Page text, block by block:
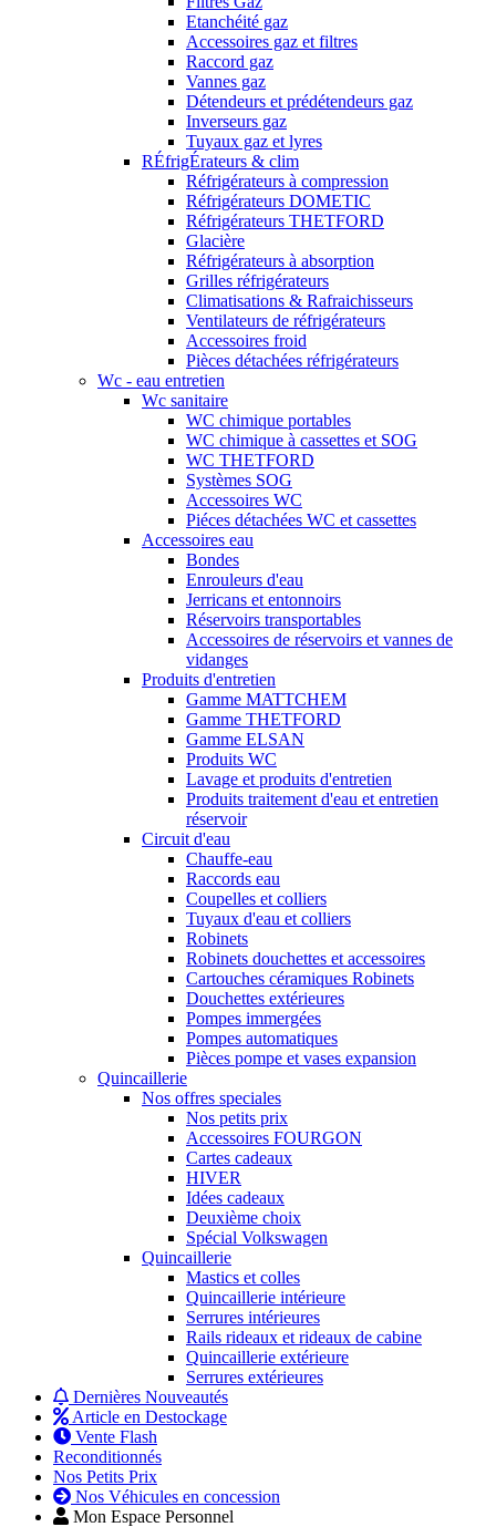
Etanchéité gaz
Accessoires gaz et filtres
Raccord gaz
Vannes gaz
Détendeurs et prédétendeurs gaz
Inverseurs gaz
Tuyaux gaz et lyres
RÉfrigÉrateurs & clim
Réfrigérateurs à compression
Réfrigérateurs DOMETIC
Réfrigérateurs THETFORD
Glacière
Réfrigérateurs à absorption
Grilles réfrigérateurs
Climatisations & Rafraichisseurs
Ventilateurs de réfrigérateurs
Accessoires froid
Pièces détachées réfrigérateurs
Wc - eau entretien
Wc sanitaire
WC chimique portables
WC chimique à cassettes et SOG
WC THETFORD
Systèmes SOG
Accessoires WC
Piéces détachées WC et cassettes
Accessoires eau
Bondes
Enrouleurs d'eau
Jerricans et entonnoirs
Réservoirs transportables
Accessoires de réservoirs et vannes de
vidanges
Produits d'entretien
Gamme MATTCHEM
Gamme THETFORD
Gamme ELSAN
Produits WC
Lavage et produits d'entretien
Produits traitement d'eau et entretien
réservoir
Circuit d'eau
Chauffe-eau
Raccords eau
Coupelles et colliers
Tuyaux d'eau et colliers
Robinets
Robinets douchettes et accessoires
Cartouches céramiques Robinets
Douchettes extérieures
Pompes immergées
Pompes automatiques
Pièces pompe et vases expansion
Quincaillerie
Nos offres speciales
Nos petits prix
Accessoires FOURGON
Cartes cadeaux
HIVER
Idées cadeaux
Deuxième choix
Spécial Volkswagen
Quincaillerie
Mastics et colles
Quincaillerie intérieure
Serrures intérieures
Rails rideaux et rideaux de cabine
Quincaillerie extérieure
Serrures extérieures
Dernières Nouveautés
Article en Destockage
Vente Flash
Reconditionnés
Nos Petits Prix
Nos Véhicules en concession
Mon Espace Personnel